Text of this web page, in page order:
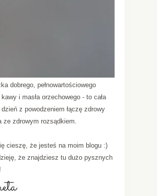
dobrego, pełnowartościowego
i masła orzechowego - to cała
z powodzeniem łączę zdrowy
ze zdrowym rozsądkiem.
cieszę, że jesteś na moim blogu :)
że znajdziesz tu dużo pysznych